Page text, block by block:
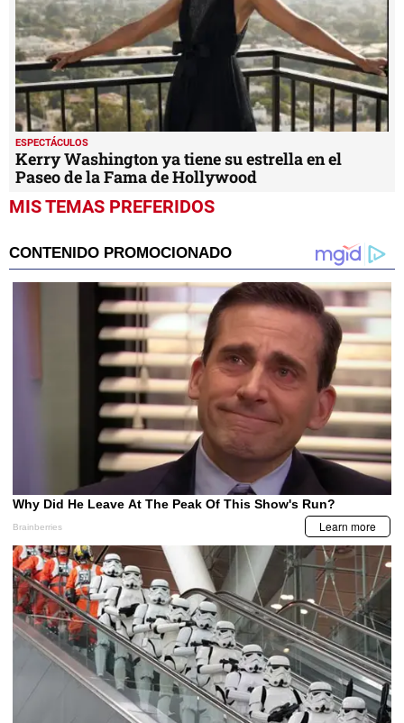
ESPECTÁCULOS
Kerry Washington ya tiene su estrella en el
Paseo de la Fama de Hollywood
MIS TEMAS PREFERIDOS